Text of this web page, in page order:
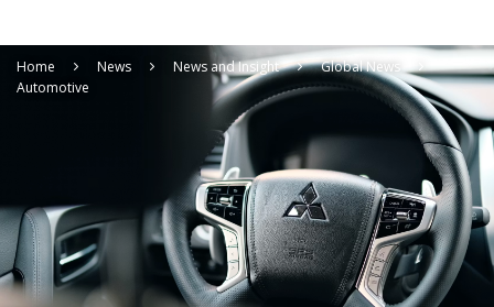
Home News News and Insight
Global News
Automotive